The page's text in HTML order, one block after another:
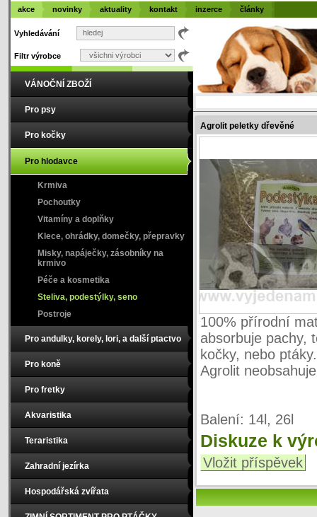
Agrolit peletky dřevěné
100% přírodní
absorbuje pachy,
kočky, nebo ptáky.
Agrolit
Balení: 14l, 26l
Diskuze k
Vložit příspěvek
Vyhledávání
Filtr výrobce
VÁNOČNÍ ZBOŽÍ
Pro psy
Pro kočky
Pro hlodavce
Krmiva
Pochoutky
Vitamíny a doplňky
Klece, ohrádky, domečky, přepravky
Misky, napáječky, zásobníky na
krmivo
Péče a kosmetika
Steliva, podestýlky, seno
Postroje
Pro andulky, korely, lori, a další ptactvo
Pro koně
Pro fretky
Akvaristika
Teraristika
Zahradní jezírka
Hospodářská zvířata
akce novinky aktuality kontakt inzerce články